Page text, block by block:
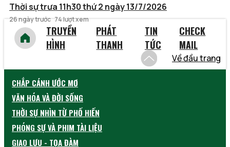
Thời sự trưa 11h30 thứ 2 ngày 13/7/2026
26 ngày trước 74 lượt xem
TRUYỀN
HÌNH
PHÁT
THANH
TIN
TỨC
CHECK
MAIL
Về đầu trang
CHẮP CÁNH ƯỚC MƠ
VĂN HÓA VÀ ĐỜI SỐNG
THỜI SỰ NHÌN TỪ PHỐ HIẾN
PHÓNG SỰ VÀ PHIM TÀI LIỆU
GIAO LƯU - TỌA ĐÀM